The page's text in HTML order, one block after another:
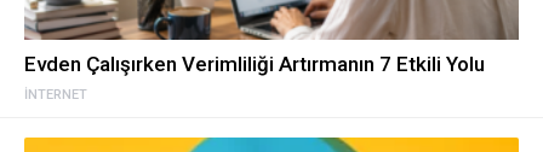
İNTERNET
Evden Çalışırken Verimliliği Artırmanın 7 Etkili Yolu